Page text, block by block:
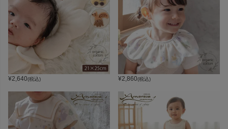
¥2,640(税込) ¥2,860(税込)